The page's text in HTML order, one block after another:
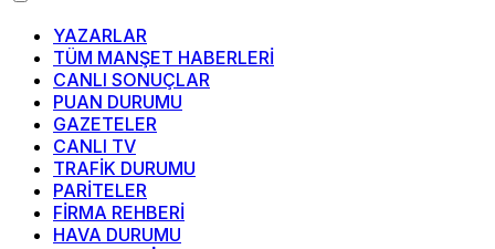
YAZARLAR
TÜM MANŞET HABERLERİ
CANLI SONUÇLAR
PUAN DURUMU
GAZETELER
CANLI TV
TRAFİK DURUMU
PARİTELER
FİRMA REHBERİ
HAVA DURUMU